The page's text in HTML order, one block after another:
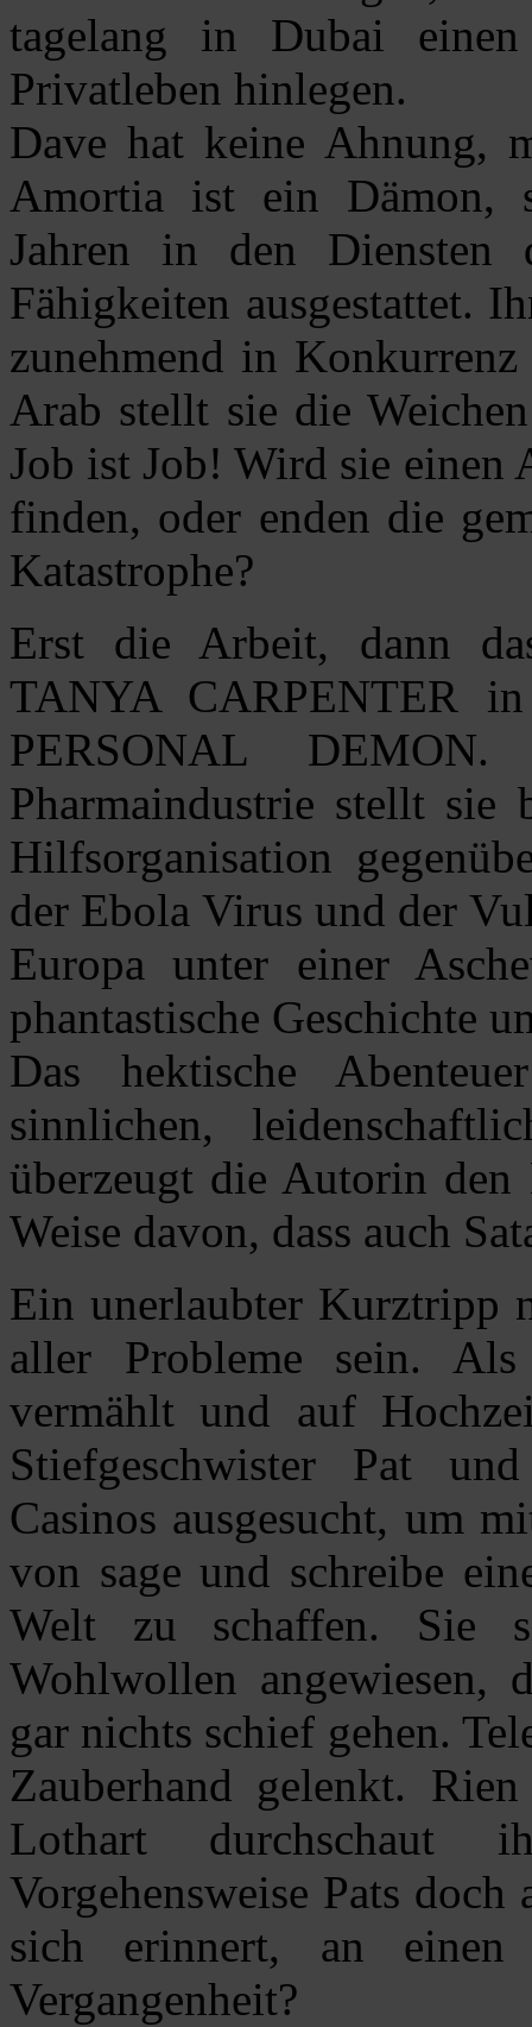
tagelang in Dubai
Privatleben hinlegen.
Dave hat keine Ahnung,
Amortia ist ein Dämon,
Jahren in den Diensten
Fähigkeiten ausgestattet.
zunehmend in
Arab stellt sie die
Job ist Job! Wird sie einen
finden, oder enden die
Katastrophe?
Erst die Arbeit, dann
TANYA CARPENTER
PERSONAL
Pharmaindustrie stellt sie
Hilfsorganisation
der Ebola Virus und der
Europa unter einer
phantastische Geschichte
Das hektische
sinnlichen,
überzeugt die Autorin den
Weise davon, dass auch
Ein unerlaubter Kurztripp
aller Probleme sein. Als
vermählt und auf
Stiefgeschwister Pat
Casinos ausgesucht, um
von sage und schreibe
Welt zu schaffen. Sie
Wohlwollen angewiesen,
gar nichts schief gehen.
Zauberhand gelenkt.
Lothart
Vorgehensweise Pats
sich erinnert, an
Vergangenheit?